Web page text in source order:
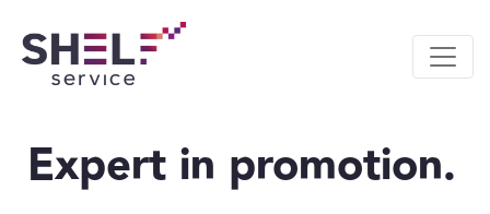
Expert in promotion.